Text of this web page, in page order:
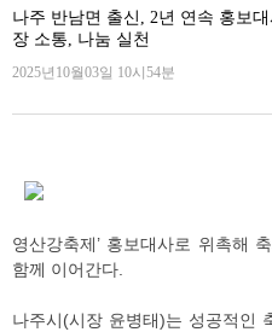
나주 반남면 출신, 2년 연속 홍보
장 소통, 나눔 실천
2025년10월03일 10시54분
영산강축제’ 홍보대사로 위촉해
함께 이어간다.
나주시(시장 윤병태)는 성공적인